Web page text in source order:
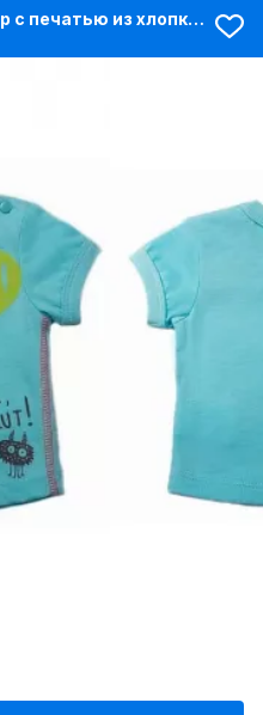
Классический джемпер с печатью из хлопка для детей